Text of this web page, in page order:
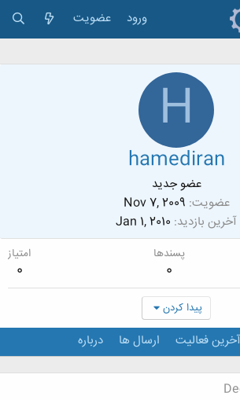
ورود عضویت
H
hamediran
عضو جدید
عضویت Nov 7, 2009
آخرین بازدید Jan 1, 2010
پسندها
0
امتیاز
0
پیدا کردن
آخرین فعالیت ارسال ها درباره